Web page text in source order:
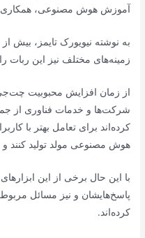
آموزش هوش مصنوعی،
زمینه‌های مختلف نیز این ربات
از زمان افزایش محبوبیت
شرکت‌ها و خدمات فناوری از
کرده‌اند برای تعامل بهتر با
هوش مصنوعی مولد تولید کنند و
با این حال برخی از این
پاسخ‌هایشان و نیز مسائل
کرده‌اند.